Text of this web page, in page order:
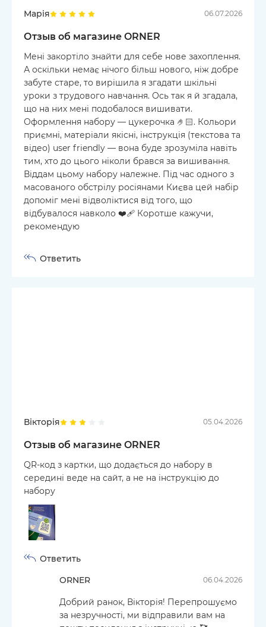
Марія 06.07.2026
Отзыв об магазине ORNER
Мені закортіло знайти для себе нове захоплення.
А оскільки немає нічого більш нового, ніж добре
забуте старе, то вирішила я згадати шкільні
уроки з трудового навчання. Ось так я й згадала,
що на них мені подобалося вишивати.
Оформлення набору — цукерочка 🤌🏻. Кольори
приємні, матеріали якісні, інструкція (текстова та
відео) user friendly — вона буде зрозуміла навіть
тим, хто до цього ніколи брався за вишивання.
Віддам цьому набору належне. Під час одного з
масованого обстрілу росіянами Києва цей набір
допоміг мені відволіктися від того, що
відбувалося навколо ❤️‍🩹 Коротше кажучи,
рекомендую
Ответить
Вікторія 05.04.2026
Отзыв об магазине ORNER
QR-код з картки, що додається до набору в
середині веде на сайт, а не на інструкцію до
набору
Ответить
ORNER
06.04.2026
Добрий ранок, Вікторія! Перепрошуємо
за незручності, ми відправили вам на